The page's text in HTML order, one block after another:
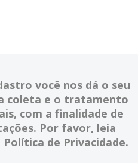
você nos dá o seu
coleta e o tratamento
com a finalidade de
Por favor, leia
de Privacidade.